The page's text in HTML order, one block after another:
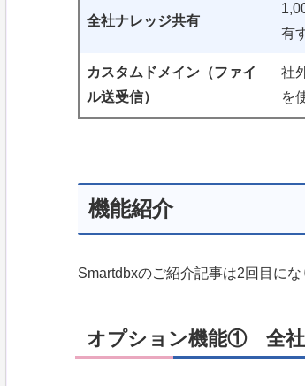
全社ナレッジ共有
有
カスタムドメイン（ファイ
ル送受信）
社
を
機能紹介
Smartdbxのご紹介記事は2回目に
オプション機能① 全社